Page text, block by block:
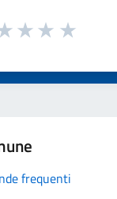
frequenti